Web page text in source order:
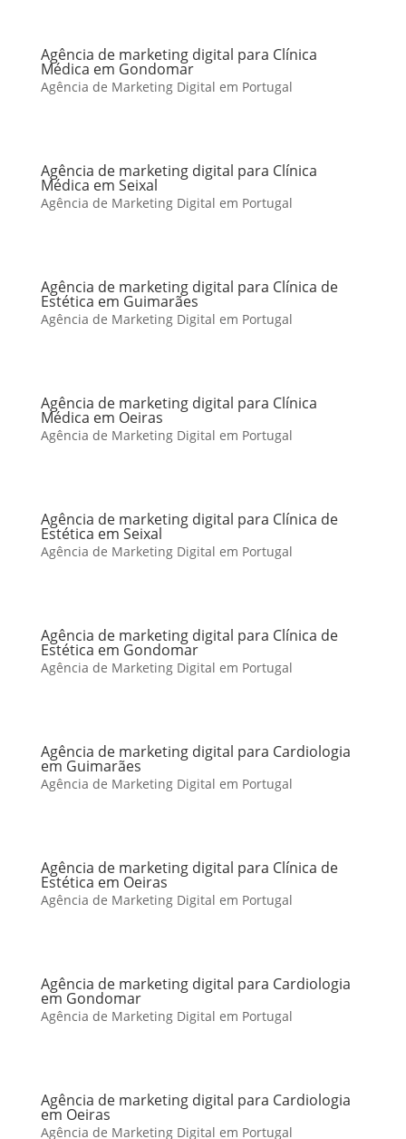
Agência de marketing digital para Clínica
Médica em Gondomar
Agência de Marketing Digital em Portugal
Agência de marketing digital para Clínica
Médica em Seixal
Agência de Marketing Digital em Portugal
Agência de marketing digital para Clínica de
Estética em Guimarães
Agência de Marketing Digital em Portugal
Agência de marketing digital para Clínica
Médica em Oeiras
Agência de Marketing Digital em Portugal
Agência de marketing digital para Clínica de
Estética em Seixal
Agência de Marketing Digital em Portugal
Agência de marketing digital para Clínica de
Estética em Gondomar
Agência de Marketing Digital em Portugal
Agência de marketing digital para Cardiologia
em Guimarães
Agência de Marketing Digital em Portugal
Agência de marketing digital para Clínica de
Estética em Oeiras
Agência de Marketing Digital em Portugal
Agência de marketing digital para Cardiologia
em Gondomar
Agência de Marketing Digital em Portugal
Agência de marketing digital para Cardiologia
em Oeiras
Agência de Marketing Digital em Portugal